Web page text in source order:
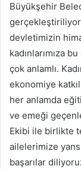
Büyükşehir
devletimizin
kadınlarımıza
çok anlamlı.
ekonomiye
her anlamda
ve emeği
Ekibi ile birlikte
ailelerimize
başarılar